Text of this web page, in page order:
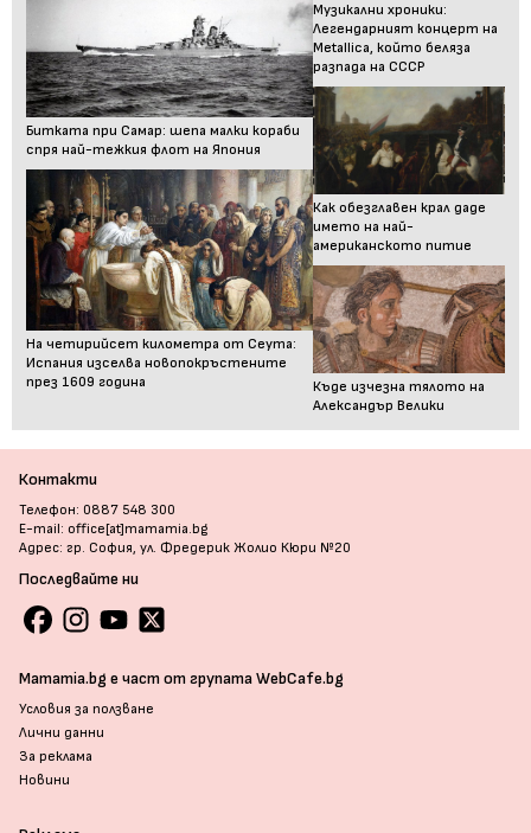
Битката при Самар: шепа малки кораби
спря най-тежкия флот на Япония
На четирийсет километра от Сеута:
Испания изселва новопокръстените
през 1609 година
Музикални хроники:
Легендарният концерт на
Metallica, който беляза
разпада на СССР
Как обезглавен крал даде
името на най-
американското питие
Къде изчезна тялото на
Александър Велики
Контакти
Телефон: 0887 548 300
E-mail: office[at]mamamia.bg
Адрес: гр. София, ул. Фредерик Жолио Кюри №20
Последвайте ни
Mamamia.bg е част от групата WebCafe.bg
Условия за ползване
Лични данни
За реклама
Новини